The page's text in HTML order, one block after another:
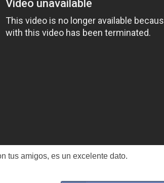
tus amigos, es un excelente dato.